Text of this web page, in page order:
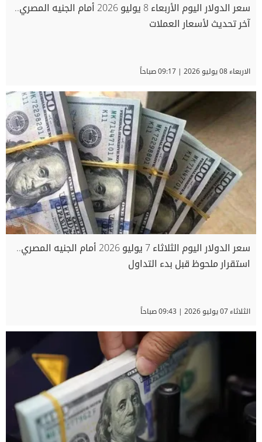
سعر الدولار اليوم الأربعاء 8 يوليو 2026 أمام الجنيه المصري..
آخر تحديث لأسعار العملات
الاربعاء 08 يوليو 2026 | 09:17 صباحاً
سعر الدولار اليوم الثلاثاء 7 يوليو 2026 أمام الجنيه المصري..
استقرار ملحوظ قبل بدء التداول
الثلاثاء 07 يوليو 2026 | 09:43 صباحاً